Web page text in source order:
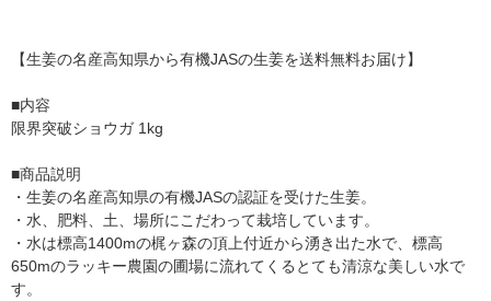
【生姜の名産高知県から有機JASの生姜を送料無料お届け】
■内容
限界突破ショウガ 1kg
■商品説明
・生姜の名産高知県の有機JASの認証を受けた生姜。
・水、肥料、土、場所にこだわって栽培しています。
・水は標高1400mの梶ヶ森の頂上付近から湧き出た水で、標高
650mのラッキー農園の圃場に流れてくるとても清涼な美しい水で
す。